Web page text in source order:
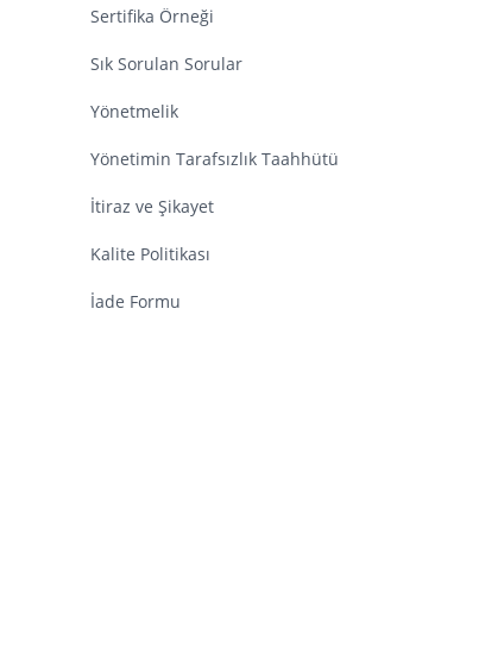
Sertifika Örneği
Sık Sorulan Sorular
Yönetmelik
Yönetimin Tarafsızlık Taahhütü
İtiraz ve Şikayet
Kalite Politikası
İade Formu